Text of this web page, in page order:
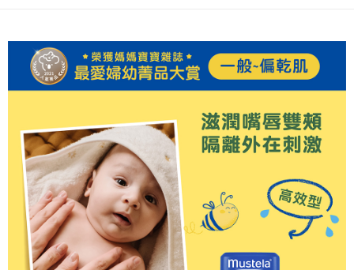
３．收到繳費通知簡訊後14天內，點擊此簡訊中的連結，可透過四大超商／
ATM／網路銀行／等多元方式進行付款，方視為交易完成。
※ 請注意：結帳手續完成當下不需立刻繳費，但若您需要取消訂單，請聯絡
購買商品的店家。未經商家同意取消之訂單仍視為有效，需透過AFTEE先享
※ 交易是否成功請以「AFTEE先享後付 」之結帳頁面顯示為準，若有關於
是否繳費成功／繳費後需取消欲退款等相關疑問，請聯繫「AFTEE先享後付
客戶支援中心」
https://netprotections.freshdesk.com/support/home
【注意事項】
１．透過由恩沛科技股份有限公司提供之「AFTEE先享後付」服務完成之交
易，需依本服務之必要範圍內提供個人資料，並將交易相關給付款項請求債
權轉讓予恩沛科技股份有限公司。
２．關於個人資料處理事宜，請瀏覽以下網址：
https://aftee.tw/terms/#terms3
３．未成年的使用者請事先徵得法定代理人或監護人之同意方可使用
每筆NT$60，滿NT$590(含以上)免運費
7-11取貨付款
每筆NT$60，滿NT$590(含以上)免運費
每筆NT$60，滿NT$590(含以上)免運費
宅配
每筆NT$100，滿NT$590(含以上)免運費
離島宅配
每筆NT$150，滿NT$890(含以上)免運費